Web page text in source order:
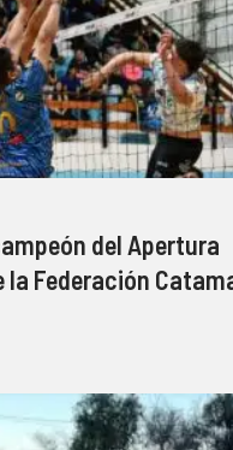
del Apertura
la Federación